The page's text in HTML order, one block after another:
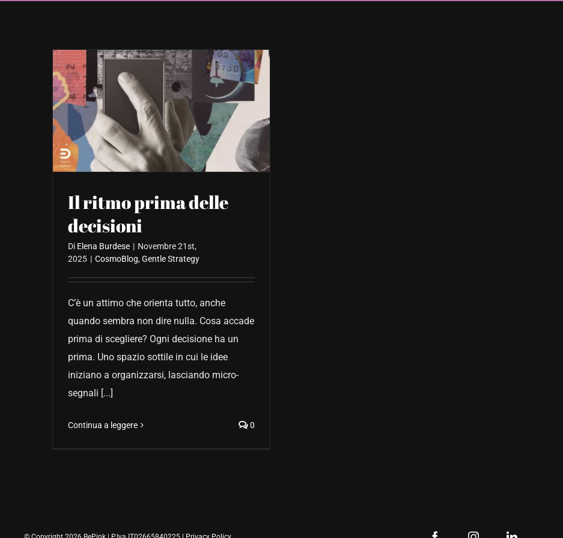
Il ritmo prima delle
decisioni
Di Elena Burdese | Novembre 21st,
2025 | CosmoBlog,Gentle Strategy
C’è un attimo che orienta tutto, anche
quando sembra non dire nulla. Cosa accade
prima di scegliere? Ogni decisione ha un
prima. Uno spazio sottile in cui le idee
iniziano a organizzarsi, lasciando micro-
segnali [...]
Continua a leggere 0